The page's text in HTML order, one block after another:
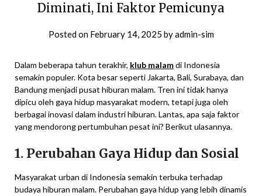
Diminati, Ini Faktor Pemicunya
Posted on February 14, 2025 byadmin-sim
Dalam beberapa tahun terakhir, klub malamdi Indonesia
semakin populer. Kota besar seperti Jakarta, Bali, Surabaya, dan
Bandung menjadi pusat hiburan malam. Tren ini tidak hanya
dipicu oleh gaya hidup masyarakat modern, tetapi juga oleh
berbagai inovasi dalam industri hiburan. Lantas, apa saja faktor
yang mendorong pertumbuhan pesat ini? Berikut ulasannya.
1. Perubahan Gaya Hidup dan Sosial
Masyarakat urban di Indonesia semakin terbuka terhadap
budaya hiburan malam. Perubahan gaya hidup yang lebih dinamis